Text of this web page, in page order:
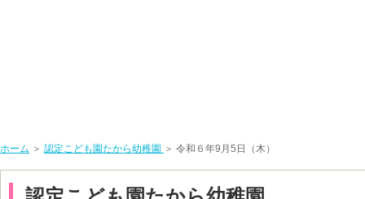
ホーム ＞ 認定こども園たから幼稚園 ＞ 令和６年9月5日（木）